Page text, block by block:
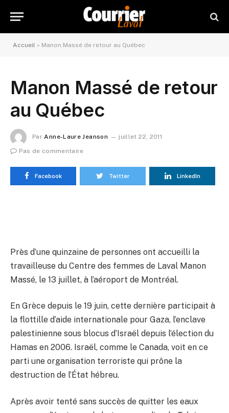
Accueil » Manon Massé de retour au Québec
Manon Massé de retour
au Québec
Par Anne-Laure Jeanson
juillet 22, 2011
Pas de commentaire
Facebook Twitter LinkedIn
Près d’une quinzaine de personnes ont accueilli la
travailleuse du Centre des femmes de Laval Manon
Massé, le 13 juillet, à l’aéroport de Montréal.
En Grèce depuis le 19 juin, cette dernière participait à
la flottille d’aide internationale pour Gaza, l’enclave
palestinienne sous blocus d’Israël depuis l’élection du
Hamas en 2006. Israël, comme le Canada, voit en ce
parti une organisation terroriste qui prône la
destruction de l’État hébreu.
Après avoir tenté sans succès de quitter les eaux